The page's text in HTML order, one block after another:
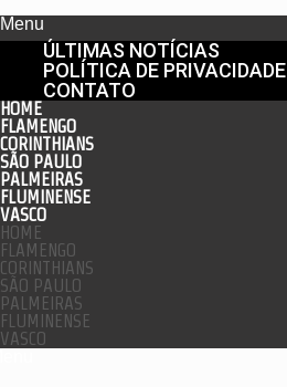
Menu
ÚLTIMAS NOTÍCIAS
POLÍTICA DE PRIVACIDADE
CONTATO
HOME
FLAMENGO
CORINTHIANS
SÃO PAULO
PALMEIRAS
FLUMINENSE
VASCO
HOME
FLAMENGO
CORINTHIANS
SÃO PAULO
PALMEIRAS
FLUMINENSE
VASCO